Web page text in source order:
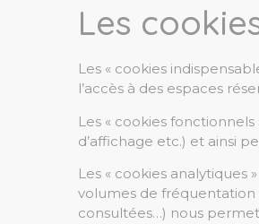
Les
Les « cookies
l’accès à des espaces
Les « cookies
d’affichage etc.) et ainsi
Les « cookies analytiques
volumes de fréquentation
consultées…) nous